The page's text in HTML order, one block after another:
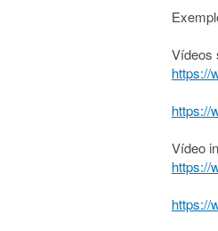
Vídeos
https://
https://
Vídeo
https://
https://